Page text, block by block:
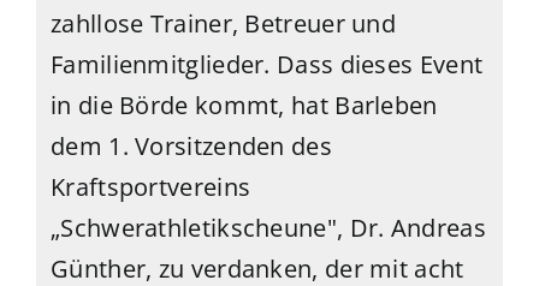
zahllose Trainer, Betreuer und
Familienmitglieder. Dass dieses Event
in die Börde kommt, hat Barleben
dem 1. Vorsitzenden des
Kraftsportvereins
„Schwerathletikscheune", Dr. Andreas
Günther, zu verdanken, der mit acht